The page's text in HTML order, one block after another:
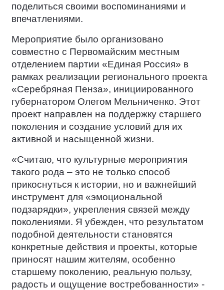
поделиться своими воспоминаниями и
впечатлениями.
Мероприятие было организовано
совместно с Первомайским местным
отделением партии «Единая Россия» в
рамках реализации регионального проекта
«Серебряная Пенза», инициированного
губернатором Олегом Мельниченко. Этот
проект направлен на поддержку старшего
поколения и создание условий для их
активной и насыщенной жизни.
«Считаю, что культурные мероприятия
такого рода – это не только способ
прикоснуться к истории, но и важнейший
инструмент для «эмоциональной
подзарядки», укрепления связей между
поколениями. Я убежден, что результатом
подобной деятельности становятся
конкретные действия и проекты, которые
приносят нашим жителям, особенно
старшему поколению, реальную пользу,
радость и ощущение востребованности» -